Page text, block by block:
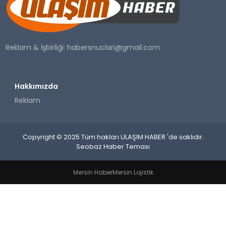
SAĞLIK
YAŞAM
Reklam & İşbirliği:habersnuclari@gmail.com
Hakkımızda
Reklam
Copyright © 2025 Tüm hakları ULAŞIM HABER 'de saklıdır.
Seobaz Haber Teması
Mersin HaberMersin Lojistik